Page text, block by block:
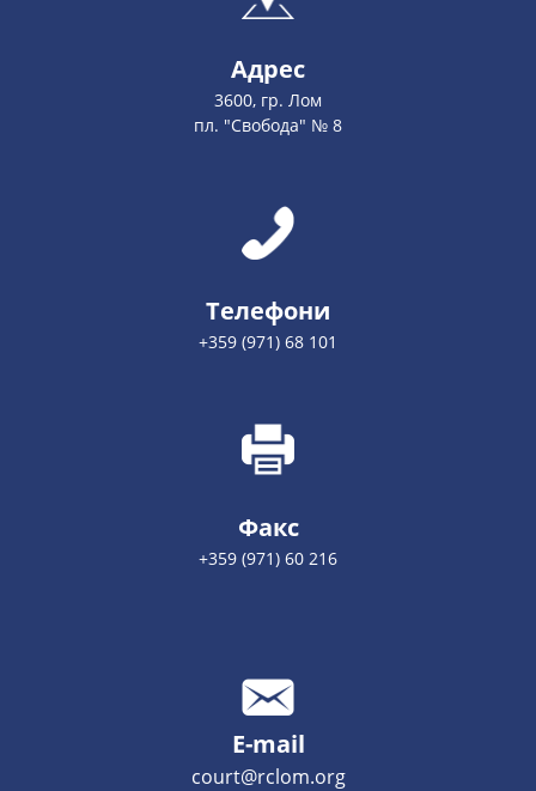
Адрес
3600, гр. Лом
пл. "Свобода" № 8
Телефони
+359 (971) 68 101
Факс
+359 (971) 60 216
E-mail
court@rclom.org